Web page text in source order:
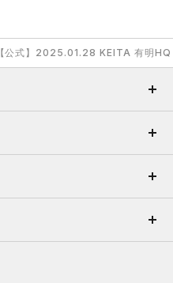
【公式】2025.01.28 KEITA 有明HQ